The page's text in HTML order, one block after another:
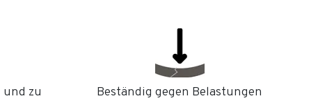
zu
Beständig gegen Belastungen